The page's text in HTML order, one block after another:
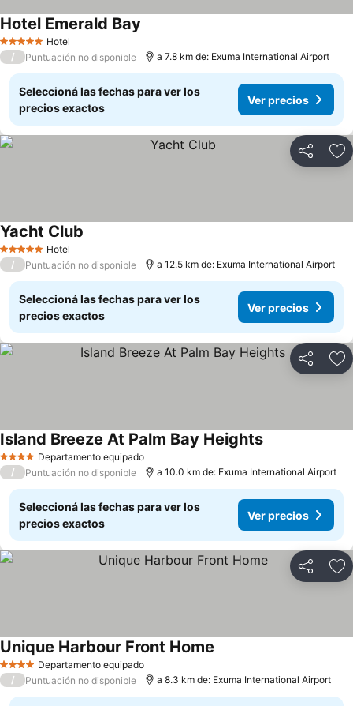
5 Estrellas Hotel
Hotel Emerald Bay
/ Puntuación no disponible a 7.8 km de: Exuma International Airport
Seleccioná las fechas para ver los
precios exactos
Ver precios
Compartir
5 Estrellas Hotel
Yacht Club
/ Puntuación no disponible a 12.5 km de: Exuma International Airport
Seleccioná las fechas para ver los
precios exactos
Ver precios
Compartir
4 EstrellasDepartamento equipado
Island Breeze At Palm Bay Heights
/ Puntuación no disponible a 10.0 km de: Exuma International Airport
Seleccioná las fechas para ver los
precios exactos
Ver precios
Compartir
4 EstrellasDepartamento equipado
Unique Harbour Front Home
/ Puntuación no disponible a 8.3 km de: Exuma International Airport